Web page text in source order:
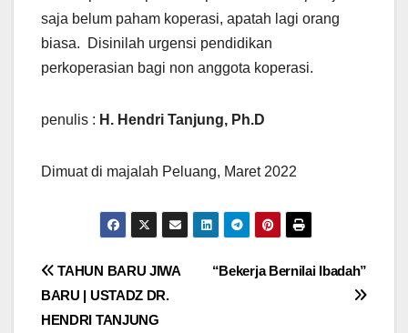
saja belum paham koperasi, apatah lagi orang
biasa. Disinilah urgensi pendidikan
perkoperasian bagi non anggota koperasi.
penulis : H. Hendri Tanjung, Ph.D
Dimuat di majalah Peluang, Maret 2022
Post
navigation
“Bekerja Bernilai Ibadah”
TAHUN BARU JIWA
BARU | USTADZ DR.
HENDRI TANJUNG